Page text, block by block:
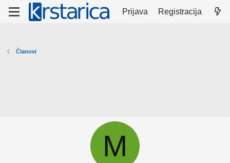
Prijava Registracija
Članovi
M